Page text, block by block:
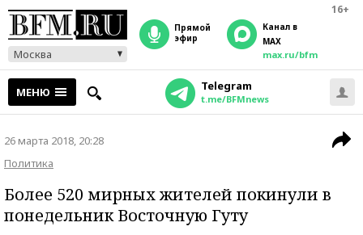
16+
Москва
прямой
эфир
Канал в
MAX
max.ru/bfm
МЕНЮ Telegram
t.me/BFMnews
26 марта 2018, 20:28
Политика
Более 520 мирных жителей покинули в
понедельник Восточную Гуту